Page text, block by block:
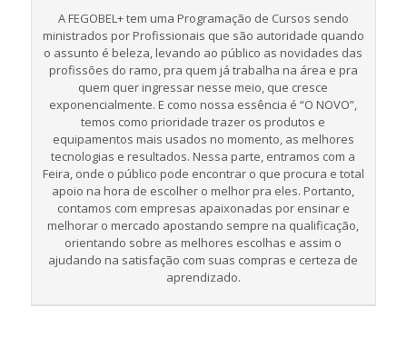
A FEGOBEL+ tem uma Programação de Cursos sendo
ministrados por Profissionais que são autoridade quando
o assunto é beleza, levando ao público as novidades das
profissões do ramo, pra quem já trabalha na área e pra
quem quer ingressar nesse meio, que cresce
exponencialmente. E como nossa essência é “O NOVO”,
temos como prioridade trazer os produtos e
equipamentos mais usados no momento, as melhores
tecnologias e resultados. Nessa parte, entramos com a
Feira, onde o público pode encontrar o que procura e total
apoio na hora de escolher o melhor pra eles. Portanto,
contamos com empresas apaixonadas por ensinar e
melhorar o mercado apostando sempre na qualificação,
orientando sobre as melhores escolhas e assim o
ajudando na satisfação com suas compras e certeza de
aprendizado.